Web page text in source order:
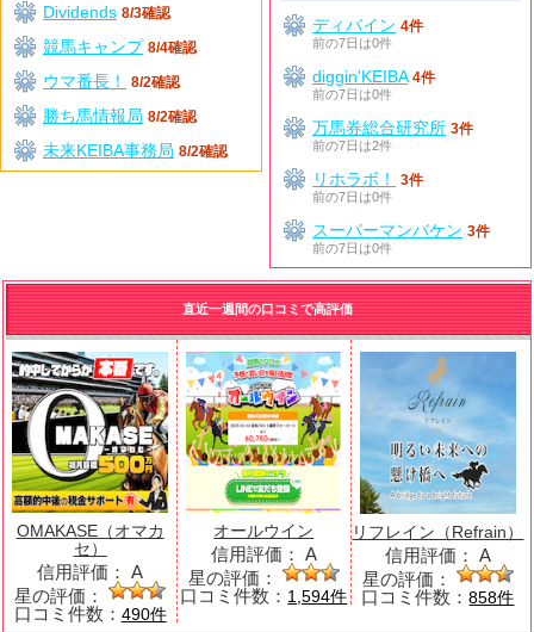
ディバイン 4件
前の7日は0件
diggin'KEIBA 4件
前の7日は0件
万馬券総合研究所 3件
前の7日は2件
リホラボ！
3件
前の7日は0件
スーパーマンバケン 3件
前の7日は0件
Dividends 8/3確認
競馬キャンプ 8/4確認
ウマ番長！ 8/2確認
勝ち馬情報局 8/2確認
未来KEIBA事務局 8/2確認
直近一週間の口コミで高評価
OMAKASE（オマカ
セ）
信用評価： A
星の評価：
口コミ件数： 490件
オールウイン
信用評価： A
星の評価：
口コミ件数： 1,594件
リフレイン（Refrain）
信用評価： A
星の評価：
口コミ件数：858件